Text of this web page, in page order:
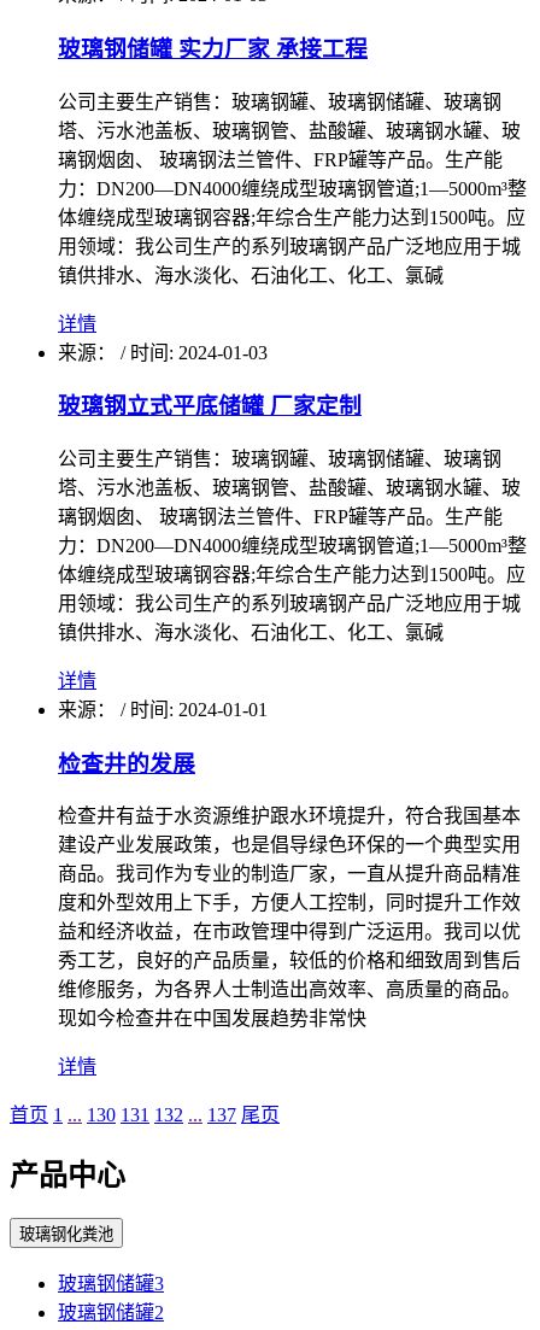
玻璃钢储罐 实力厂家 承接工程
公司主要生产销售：玻璃钢罐、玻璃钢储罐、玻璃钢
塔、污水池盖板、玻璃钢管、盐酸罐、玻璃钢水罐、玻
璃钢烟囱、 玻璃钢法兰管件、FRP罐等产品。生产能
力：DN200—DN4000缠绕成型玻璃钢管道;1—5000m³整
体缠绕成型玻璃钢容器;年综合生产能力达到1500吨。应
用领域：我公司生产的系列玻璃钢产品广泛地应用于城
镇供排水、海水淡化、石油化工、化工、氯碱
详情
来源：
/ 时间: 2024-01-03
玻璃钢立式平底储罐 厂家定制
公司主要生产销售：玻璃钢罐、玻璃钢储罐、玻璃钢
塔、污水池盖板、玻璃钢管、盐酸罐、玻璃钢水罐、玻
璃钢烟囱、 玻璃钢法兰管件、FRP罐等产品。生产能
力：DN200—DN4000缠绕成型玻璃钢管道;1—5000m³整
体缠绕成型玻璃钢容器;年综合生产能力达到1500吨。应
用领域：我公司生产的系列玻璃钢产品广泛地应用于城
镇供排水、海水淡化、石油化工、化工、氯碱
详情
来源：
/ 时间: 2024-01-01
检查井的发展
检查井有益于水资源维护跟水环境提升，符合我国基本
建设产业发展政策，也是倡导绿色环保的一个典型实用
商品。我司作为专业的制造厂家，一直从提升商品精准
度和外型效用上下手，方便人工控制，同时提升工作效
益和经济收益，在市政管理中得到广泛运用。我司以优
秀工艺，良好的产品质量，较低的价格和细致周到售后
维修服务，为各界人士制造出高效率、高质量的商品。
现如今检查井在中国发展趋势非常快
详情
首页 1 ... 130 131 132 ... 137 尾页
产品中心
玻璃钢化粪池
玻璃钢储罐3
玻璃钢储罐2